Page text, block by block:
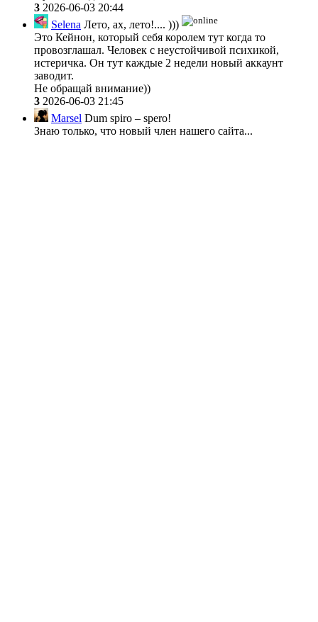
3 2026-06-03 20:44
Selena Лето, ах, лето!.... )))
Это Кейнон, который себя королем тут когда то
провозглашал. Человек с неустойчивой психикой,
истеричка. Он тут каждые 2 недели новый аккаунт
заводит.
Не обращай внимание))
3 2026-06-03 21:45
Marsel Dum spiro – spero!
Знаю только, что новый член нашего сайта...